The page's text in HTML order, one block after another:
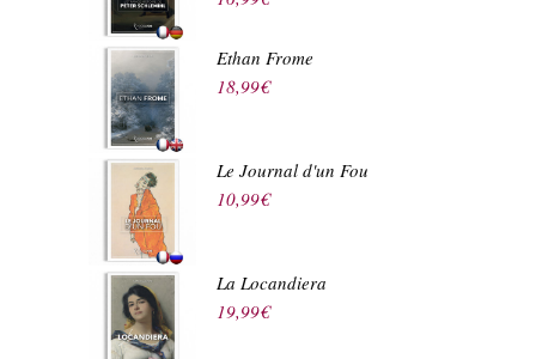
Ethan Frome
18,99€
Le Journal d'un Fou
10,99€
La Locandiera
19,99€